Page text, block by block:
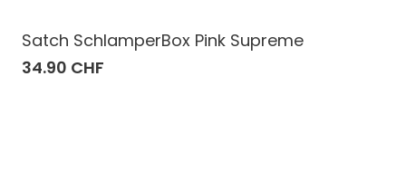
Satch SchlamperBox Pink Supreme
34.90 CHF